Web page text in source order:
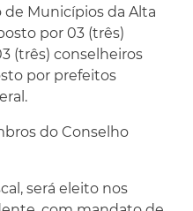
de Municípios da Alta
por 03 (três)
(três) conselheiros
por prefeitos
do Conselho
será eleito nos